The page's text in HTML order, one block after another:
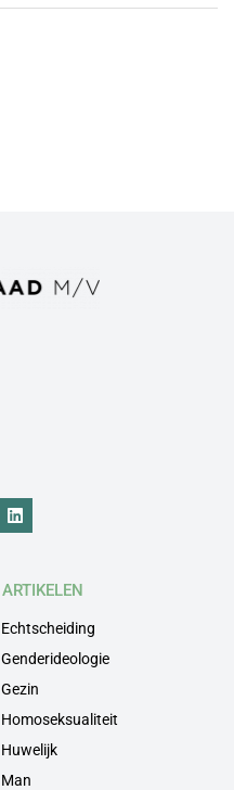
ARTIKELEN
Echtscheiding
Genderideologie
Gezin
Homoseksualiteit
Huwelijk
Man